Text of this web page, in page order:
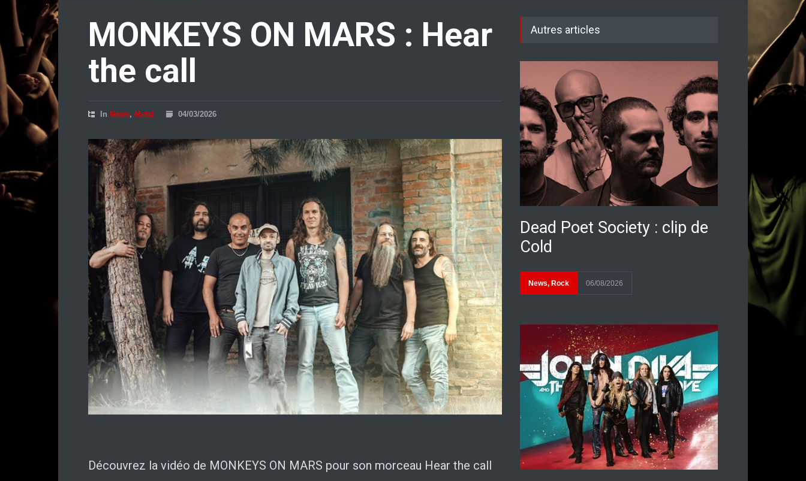
MONKEYS ON MARS : Hear
the call
In News, Metal 04/03/2026
Découvrez la vidéo de MONKEYS ON MARS pour son morceau Hear the call
Autres articles
Dead Poet Society : clip de
Cold
News, Rock 06/08/2026